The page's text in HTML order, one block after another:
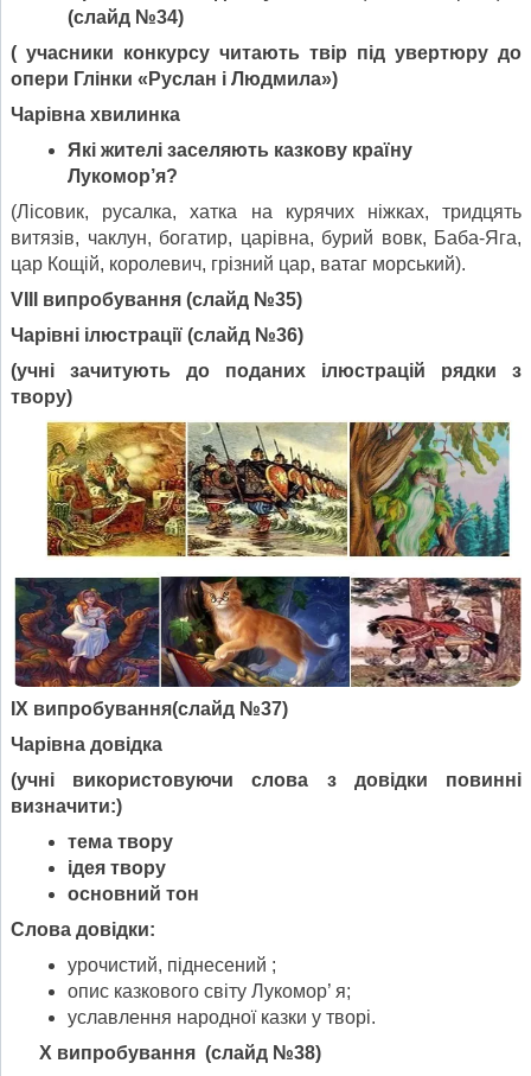
(слайд №34)
( учасники конкурсу читають твір під увертюру до
опери Глінки «Руслан і Людмила»)
Чарівна хвилинка
Які жителі заселяють казкову країну
Лукомор’я?
(Лісо­вик, русалка, хатка на курячих ніжках, тридцять
витязів, чаклун, богатир, царівна, бурий вовк, Баба-Яга,
цар Кощій, королевич, грізний цар, ватаг мор­ський).
V ІІІ випробування (слайд №35)
Чарівні ілюстрації (слайд №36)
(учні зачитують до поданих ілюстрацій рядки з
твору)
ІХ випробування(слайд №37)
Чарівна довідка
(учні використовуючи слова з довідки повинні
визначити:)
тема твору
ідея твору
основний тон
Слова довідки:
урочистий, піднесений ;
опис казкового світу Лукомор’ я;
уславлення народної казки у творі.
Х випробування (слайд №38)